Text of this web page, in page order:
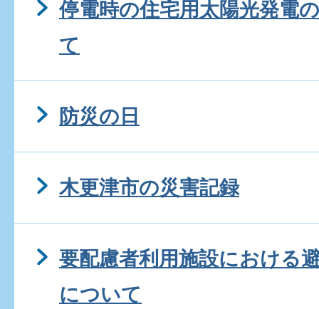
停電時の住宅用太陽光発電
て
防災の日
木更津市の災害記録
要配慮者利用施設における
について